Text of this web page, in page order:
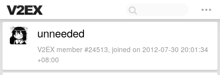
unneeded
V2EX member #24513, joined on 2012-07-30 20:01:34
+08:00